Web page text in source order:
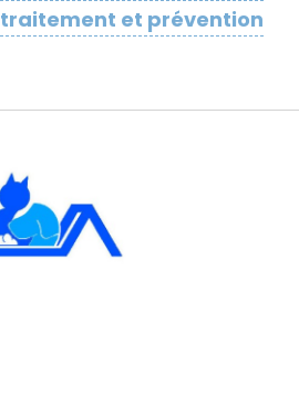
traitement et prévention